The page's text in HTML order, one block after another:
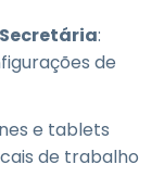
:
de
e tablets
de trabalho